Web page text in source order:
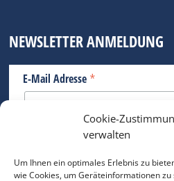
Cookie-
verwalten
Um Ihnen ein optimales Erlebnis zu
wie Cookies, um Geräteinformationen
NEWSLETTER ANMELDUNG
E-Mail Adresse *
Bitte geben Sie Ihre E-Mail Adresse ein.